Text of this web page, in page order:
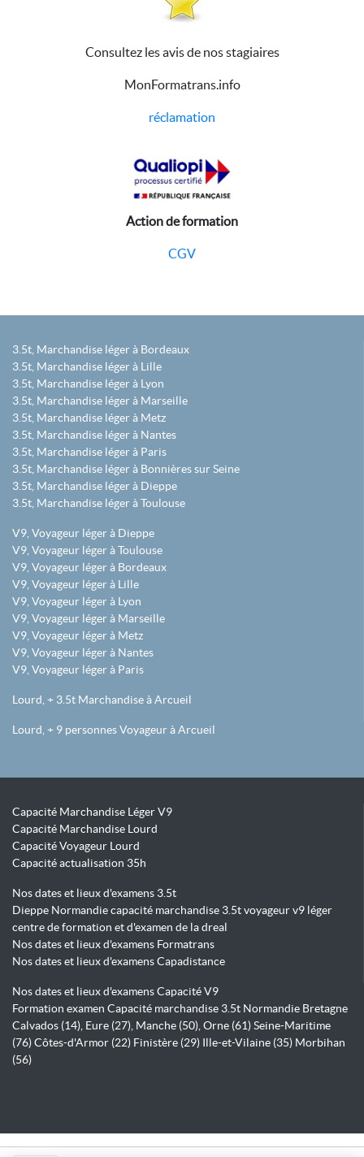
Consultez les avis de nos stagiaires
MonFormatrans.info
réclamation
Action de formation
CGV
3.5t, Marchandise léger à Bordeaux
3.5t, Marchandise léger à Lille
3.5t, Marchandise léger à Lyon
3.5t, Marchandise léger à Marseille
3.5t, Marchandise léger à Metz
3.5t, Marchandise léger à Nantes
3.5t, Marchandise léger à Paris
3.5t, Marchandise léger à Bonnières sur Seine
3.5t, Marchandise léger à Dieppe
3.5t, Marchandise léger à Toulouse
V9, Voyageur léger à Dieppe
V9, Voyageur léger à Toulouse
V9, Voyageur léger à Bordeaux
V9, Voyageur léger à Lille
V9, Voyageur léger à Lyon
V9, Voyageur léger à Marseille
V9, Voyageur léger à Metz
V9, Voyageur léger à Nantes
V9, Voyageur léger à Paris
Lourd, + 3.5t Marchandise à Arcueil
Lourd, + 9 personnes Voyageur à Arcueil
Capacité Marchandise Léger V9
Capacité Marchandise Lourd
Capacité Voyageur Lourd
Capacité actualisation 35h
Nos dates et lieux d'examens 3.5t
Dieppe Normandie capacité marchandise 3.5t voyageur v9 léger
centre de formation et d'examen de la dreal
Nos dates et lieux d'examens Formatrans
Nos dates et lieux d'examens Capadistance
Nos dates et lieux d'examens Capacité V9
Formation examen Capacité marchandise 3.5t Normandie Bretagne
Calvados (14), Eure (27), Manche (50), Orne (61) Seine-Maritime
(76) Côtes-d'Armor (22) Finistère (29) Ille-et-Vilaine (35) Morbihan
(56)